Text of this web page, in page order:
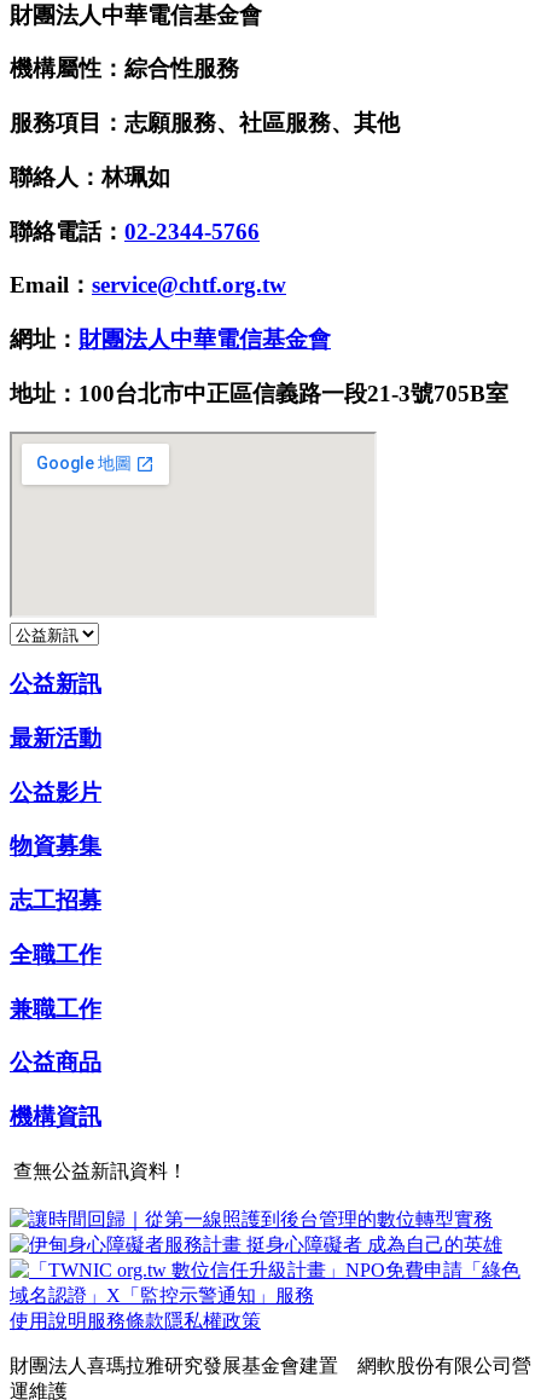
財團法人中華電信基金會
機構屬性：綜合性服務
服務項目：志願服務、社區服務、其他
聯絡人：林珮如
聯絡電話： 02-2344-5766
Email： service@chtf.org.tw
網址： 財團法人中華電信基金會
地址：100台北市中正區信義路一段21-3號705B室
公益新訊
最新活動
公益影片
物資募集
志工招募
全職工作
兼職工作
公益商品
機構資訊
查無公益新訊資料！
使用說明 服務條款隱私權政策
財團法人喜瑪拉雅研究發展基金會建置 網軟股份有限公司營
運維護